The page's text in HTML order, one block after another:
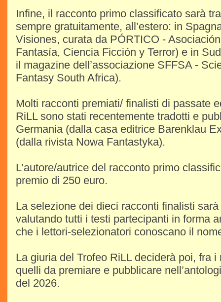
Infine, il racconto primo classificato sarà
sempre gratuitamente, all’estero: in
Visiones, curata da PÓRTICO -
Fantasía, Ciencia Ficción y Terror) e in
il magazine dell’associazione SFFSA -
Fantasy South Africa).
Molti racconti premiati/ finalisti di passate
RiLL sono stati recentemente tradotti e
Germania (dalla casa editrice Barenklau
(dalla rivista Nowa Fantastyka).
L’autore/autrice del racconto primo
premio di 250 euro.
La selezione dei dieci racconti finalisti
valutando tutti i testi partecipanti in forma
che i lettori-selezionatori conoscano il
La giuria del Trofeo RiLL deciderà poi, fra
quelli da premiare e pubblicare
del 2026.